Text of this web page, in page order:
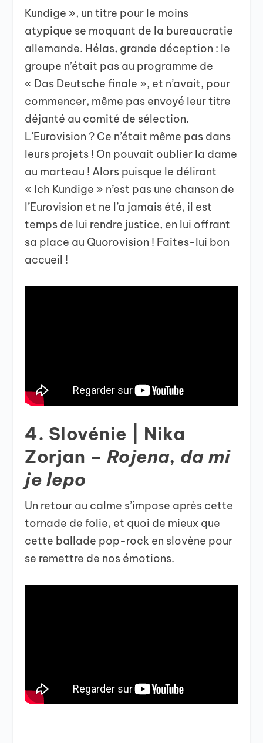
Kundige », un titre pour le moins
atypique se moquant de la bureaucratie
allemande. Hélas, grande déception : le
groupe n’était pas au programme de
« Das Deutsche finale », et n’avait, pour
commencer, même pas envoyé leur titre
déjanté au comité de sélection.
L’Eurovision ? Ce n’était même pas dans
leurs projets ! On pouvait oublier la dame
au marteau ! Alors puisque le délirant
« Ich Kundige » n’est pas une chanson de
l’Eurovision et ne l’a jamais été, il est
temps de lui rendre justice, en lui offrant
sa place au Quorovision ! Faites-lui bon
accueil !
4. Slovénie | Nika
Zorjan – Rojena, da mi
je lepo
Un retour au calme s’impose après cette
tornade de folie, et quoi de mieux que
cette ballade pop-rock en slovène pour
se remettre de nos émotions.